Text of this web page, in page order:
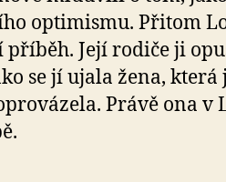
optimismu. Přitom
Její rodiče ji
se jí ujala žena, která
Právě ona